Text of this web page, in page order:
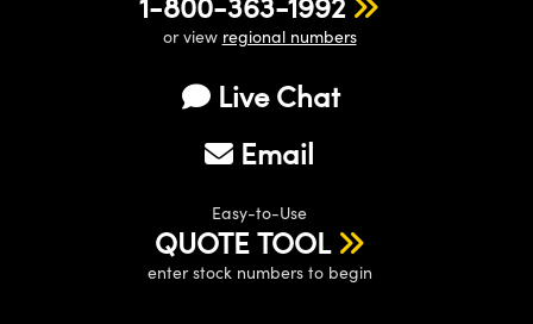
or view regional numbers
Live Chat
Email
Easy-to-Use
QUOTE TOOL
enter stock numbers to begin